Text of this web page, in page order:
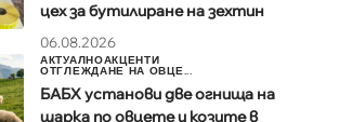
цех за бутилиране на зехтин
06.08.2026
АКТУАЛНОАКЦЕНТИ
ОТГЛЕЖДАНЕ НА ОВЦЕ...
БАБХ установи две огнища на
шарка по овцете и козите в